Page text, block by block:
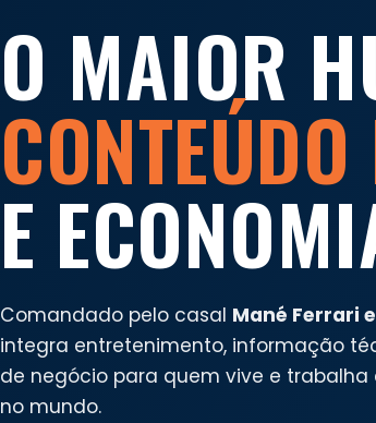
O MAIOR
E
Comandado pelo casal Mané Ferrari
integra entretenimento, informação
de negócio para quem vive e trabalha
no mundo.